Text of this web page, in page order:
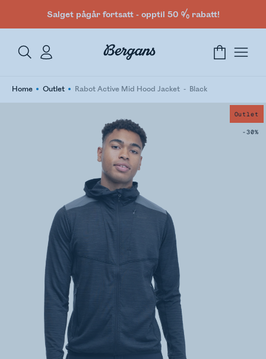
Salget pågår fortsatt - opptil 50 % rabatt!
Home Outlet Rabot Active Mid Hood Jacket Black
Outlet
-30%